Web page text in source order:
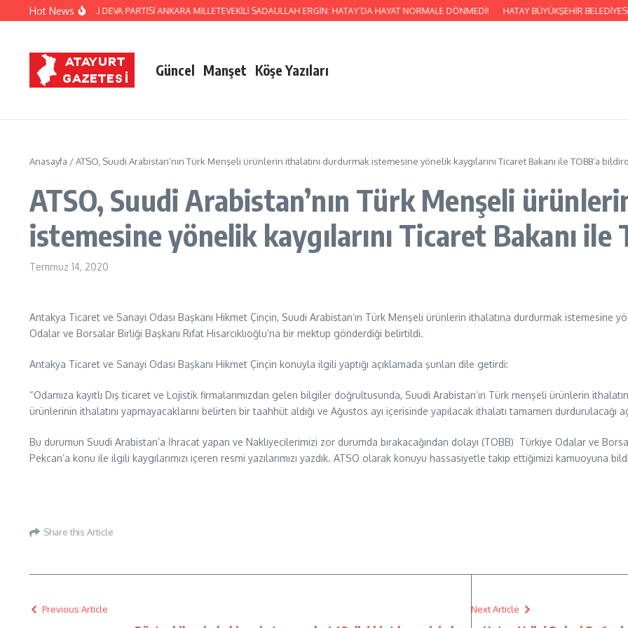
İçeriğe atlaHot News
ESKİ MİLLETVEKİLİ DEVA PARTİSİ ANKARA MİLLETEVEKİLİ SADAULLAH ERGİN: HATAY’DA HAYAT NORMALE DÖNMEDİ! HATAY BÜYÜKŞEHİR
Güncel Manşet Köşe Yazıları
Anasayfa /ATSO, Suudi Arabistan’nın Türk Menşeli ürünlerin ithalatını durdurmak istemesine yönelik kaygılarını Ticaret Bakanı ile TOBB’a
ATSO, Suudi Arabistan’nın Türk Menşeli
istemesine yönelik kaygılarını Ticaret Bakanı ile
Temmuz 14, 2020
Antakya Ticaret ve Sanayi Odası Başkanı Hikmet Çinçin, Suudi Arabistan’ın Türk Menşeli ürünlerin ithalatına durdurmak istemesine
Odalar ve Borsalar Birliği Başkanı Rıfat Hisarcıklıoğlu’na bir mektup gönderdiği belirtildi.
Antakya Ticaret ve Sanayi Odası Başkanı Hikmet Çinçin konuyla ilgili yaptığı açıklamada şunları dile getirdi:
“Odamıza kayıtlı Dış ticaret ve Lojistik firmalarımızdan gelen bilgiler doğrultusunda, Suudi Arabistan’ın Türk menşeli ürünlerin
ürünlerinin ithalatını yapmayacaklarını belirten bir taahhüt aldığı ve Ağustos ayı içerisinde yapılacak ithalatı tamamen durdurulacağı
Bu durumun Suudi Arabistan’a İhracat yapan ve Nakliyecilerimizi zor durumda bırakacağından dolayı (TOBB) Türkiye Odalar ve
Pekcan’a konu ile ilgili kaygılarımızı içeren resmi yazılarımızı yazdık. ATSO olarak konuyu hassasiyetle takip ettiğimizi kamuoyuna
Share this Article
Previous Article Next Article